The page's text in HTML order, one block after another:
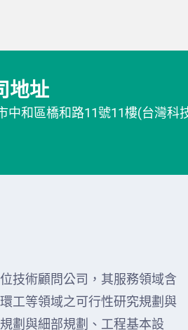
地址
中和區橋和路11號11樓(台灣科
技術顧問公司，其服務領域含
工等領域之可行性研究規劃與
劃與細部規劃、工程基本設